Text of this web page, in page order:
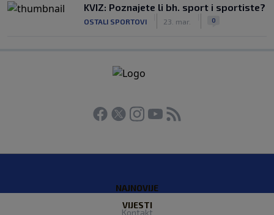
KVIZ: Poznajete li bh. sport i sportiste?
OSTALI SPORTOVI 23. mar. 0
NAJNOVIJE
VIJESTI
Kontakt